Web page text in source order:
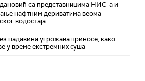
са представницима НИС-а и
нафтним дериватима веома
водостаја
падавина угрожава приносе, како
у време екстремних суша